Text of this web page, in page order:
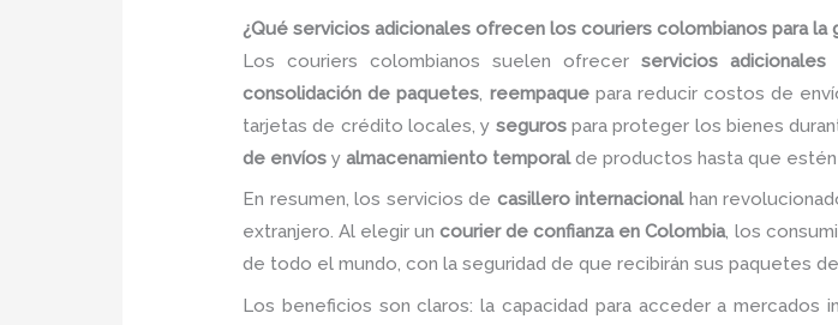
¿Qué servicios adicionales ofrecen los couriers colombianos para
Los couriers colombianos suelen ofrecerservicios adicionales
consolidación de paquetes reempaquepara reducir costos de
tarjetas de crédito locales, y segurospara proteger los bienes
de envíos yalmacenamiento temporalde productos hasta que estén
En resumen, los servicios de casillero internacionalhan
extranjero. Al elegir uncourier de confianza en Colombia, los
de todo el mundo, con la seguridad de que recibirán sus paquetes
Los beneficios son claros: la capacidad para acceder a mercados